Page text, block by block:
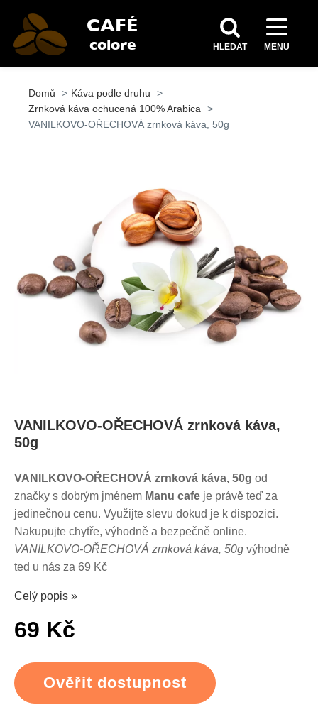
HLEDAT MENU
Domů
Káva podle druhu
Zrnková káva ochucená 100% Arabica
VANILKOVO-OŘECHOVÁ zrnková káva, 50g
VANILKOVO-OŘECHOVÁ zrnková káva,
50g
VANILKOVO-OŘECHOVÁ zrnková káva, 50g od
značky s dobrým jménem Manu cafe je právě teď za
jedinečnou cenu. Využijte slevu dokud je k dispozici.
Nakupujte chytře, výhodně a bezpečně online.
VANILKOVO-OŘECHOVÁ zrnková káva, 50g výhodně
ted u nás za 69 Kč
Celý popis »
69 Kč
Ověřit dostupnost